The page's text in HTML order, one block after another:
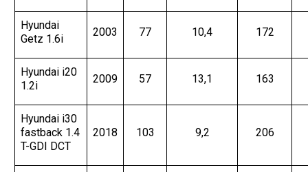
Hyundai
Getz 1.6i
2003 77 10,4 172
Hyundai i20
1.2i
2009 57 13,1 163
Hyundai i30
fastback 1.4
T-GDI DCT
2018 103 9,2 206